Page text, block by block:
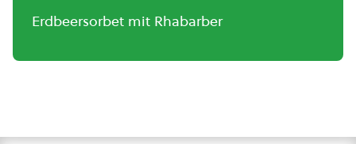
Erdbeersorbet mit Rhabarber